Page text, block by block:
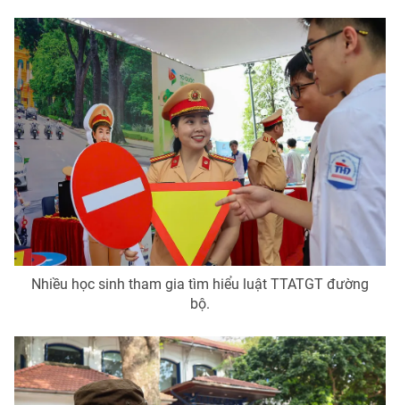
Theo dõi báo trên
Cơ quan chủ quản:Đài Truyền hình Việt Nam
Cơ quan báo chí:
Thời báo VTV
Giấy phép hoạt động báo in và báo điện tử số 483/GP-BTTTT
cấp ngày 29/12/2023
Tổng Biên tập:
Vũ Thanh Thủy
Phó Tổng Biên tập:Nguyễn Thị Mỹ Hạnh, Phạm Quốc Thắng,
Nguyễn Trọng Ninh
024.38 355 931 - 024.38 355 932
Email: toasoan@vtv.vn
Liên hệ quảng cáo:024-7300.7108
Nhiều học sinh tham gia tìm hiểu luật TTATGT đường
bộ.